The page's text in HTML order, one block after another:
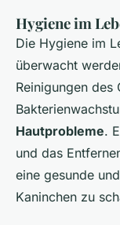
Hygiene im
Die Hygiene im
überwacht
Reinigungen des
Hautprobleme.
und das
eine gesunde
Kaninchen zu